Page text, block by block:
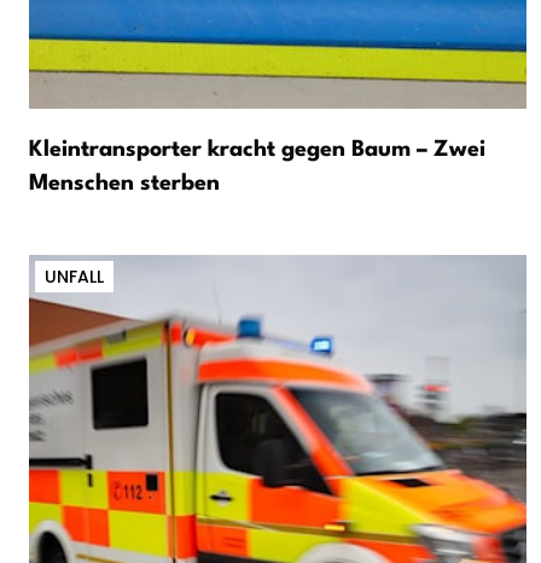
Kleintransporter kracht gegen Baum – Zwei
Menschen sterben
UNFALL